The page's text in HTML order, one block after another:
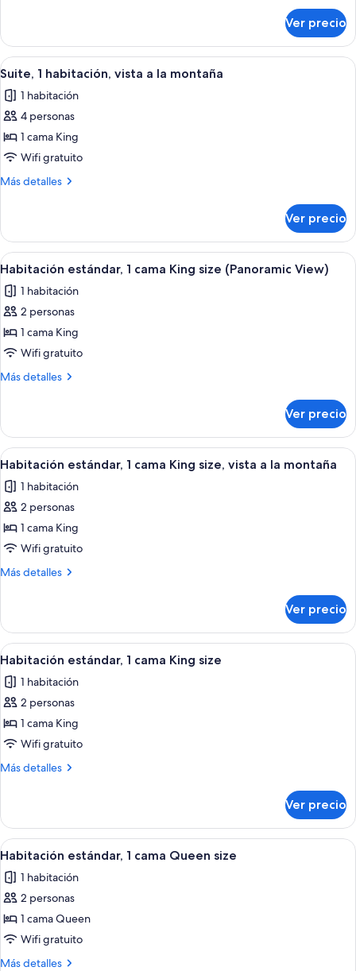
estándar
Ver precio
Abrir
todas
las
fotos
de
Suite,
1
a
la
montaña
Ropa de cama de alta calidad y caja
11
Suite, 1 habitación, vista a la montaña
1 habitación
4 personas
1 cama King
Wifi gratuito
Más detalles
Más
1
habitación,
vista
la
montaña
Ver precio
Abrir
todas
las
fotos
de
Habitación
estándar,
King
size
(Panoramic
View)
Ropa de cama de alta calidad y caja
5
Habitación estándar, 1 cama King size (Panoramic View)
1 habitación
2 personas
1 cama King
Wifi gratuito
Más detalles
Más
estándar,
cama
size
(Panoramic
Ver precio
Abrir
todas
las
fotos
de
Habitación
estándar,
King
size,
vista
a
la
montaña
Ropa de cama de alta calidad y caja
5
Habitación estándar, 1 cama King size, vista a la montaña
1 habitación
2 personas
1 cama King
Wifi gratuito
Más detalles
Más
estándar,
cama
size,
vista
la
montaña
Ver precio
Abrir
todas
las
fotos
de
Habitación
estándar,
King
size
Habitación estándar, 1 cama King
7
Habitación estándar, 1 cama King size
1 habitación
2 personas
1 cama King
Wifi gratuito
Más detalles
Más
estándar,
cama
size
Ver precio
Abrir
todas
las
fotos
de
Habitación
estándar,
Ropa de cama de alta calidad y caja
5
Habitación estándar, 1 cama Queen size
1 habitación
2 personas
1 cama Queen
Wifi gratuito
Más detalles
Más